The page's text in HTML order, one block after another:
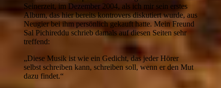
Seinerzeit, im Dezember 2004, als ich mir sein erstes
Album, das hier bereits kontrovers diskutiert wurde, aus
Neugier bei ihm persönlich gekauft hatte. Mein Freund
Sal Pichireddu schrieb damals auf diesen Seiten sehr
treffend:
„Diese Musik ist wie ein Gedicht, das jeder Hörer
selbst schreiben kann, schreiben soll, wenn er den Mut
dazu findet.“